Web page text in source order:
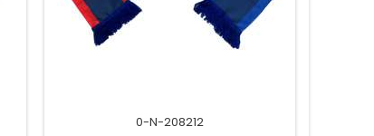
0-N-208212